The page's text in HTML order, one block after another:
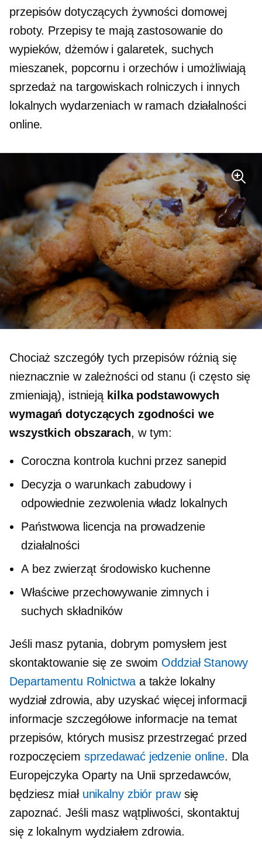
przepisów dotyczących żywności domowej
roboty. Przepisy te mają zastosowanie do
wypieków, dżemów i galaretek, suchych
mieszanek, popcornu i orzechów i umożliwiają
sprzedaż na targowiskach rolniczych i innych
lokalnych wydarzeniach w ramach działalności
online.
Chociaż szczegóły tych przepisów różnią się
nieznacznie w zależności od stanu (i często się
zmieniają), istnieją kilka podstawowych
wymagań dotyczących zgodności we
wszystkich obszarach, w tym:
Coroczna kontrola kuchni przez sanepid
Decyzja o warunkach zabudowy i
odpowiednie zezwolenia władz lokalnych
Państwowa licencja na prowadzenie
działalności
A bez zwierzątśrodowisko kuchenne
Właściwe przechowywanie zimnych i
suchych składników
Jeśli masz pytania, dobrym pomysłem jest
skontaktowanie się ze swoim Oddział Stanowy
Departamentu Rolnictwaa także lokalny
wydział zdrowia, aby uzyskać więcej informacji
informacje szczegółowe informacje na temat
przepisów, których musisz przestrzegać przed
rozpoczęciem sprzedawać jedzenie online. Dla
Europejczyka Oparty na Unii sprzedawców,
będziesz miał unikalny zbiór prawsię
zapoznać. Jeśli masz wątpliwości, skontaktuj
się z lokalnym wydziałem zdrowia.